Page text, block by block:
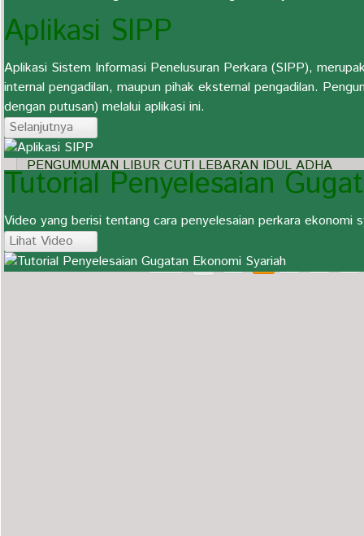
Aplikasi SIPP
Aplikasi Sistem Informasi Penelusuran Perkara (SIPP),
internal pengadilan, maupun pihak eksternal pengadilan.
dengan putusan) melalui aplikasi ini.
Selanjutnya
Tutorial Penyelesaian
Video yang berisi tentang cara penyelesaian perkara ekonomi
Lihat Video
Rapat Pengurus Koperasi
Pengumuman Libur Hari Raya Waisak
Pengumuman Libur Kenaikan Isa Al-Masih
PENGUMUMAN LIBUR CUTI LEBARAN IDUL ADHA
PENGUMUMAN LIBUR CUTI LEBARAN
Awal « 1 2